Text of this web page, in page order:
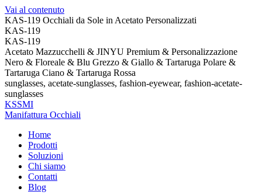
Vai al contenuto
KAS-119 Occhiali da Sole in Acetato Personalizzati
KAS-119
KAS-119
Acetato Mazzucchelli & JINYU Premium & Personalizzazione
Nero & Floreale & Blu Grezzo & Giallo & Tartaruga Polare &
Tartaruga Ciano & Tartaruga Rossa
sunglasses, acetate-sunglasses, fashion-eyewear, fashion-acetate-
sunglasses
KSSMI
Manifattura Occhiali
Home
Prodotti
Soluzioni
Chi siamo
Contatti
Blog